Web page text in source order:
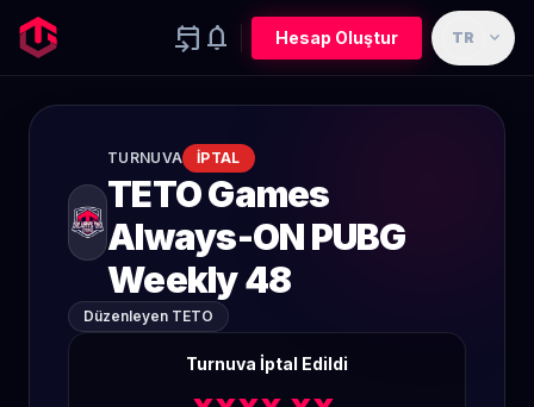
event_upcoming notifications Hesap Oluştur TR expand_more
TURNUVA İPTAL
TETO Games
Always-ON PUBG
Weekly 48
Düzenleyen TETO
Turnuva İptal Edildi